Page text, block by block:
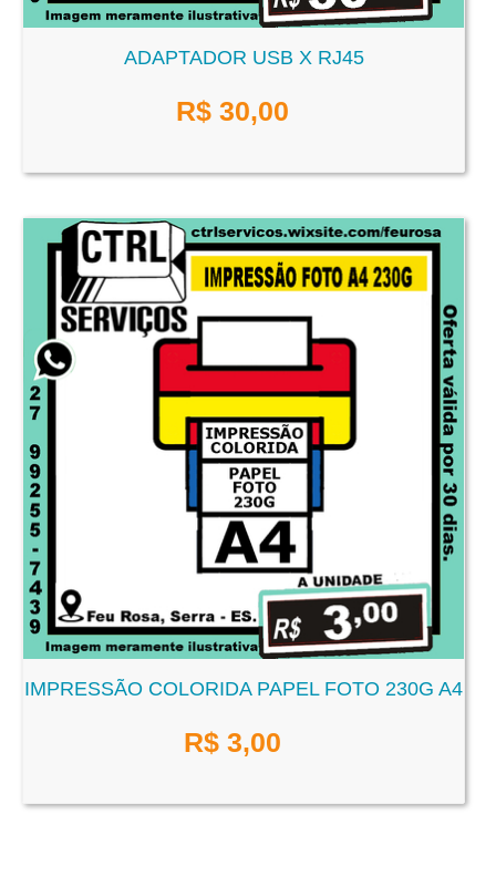
ADAPTADOR USB X RJ45
R$ 30,00
IMPRESSÃO COLORIDA PAPEL FOTO 230G A4
R$ 3,00